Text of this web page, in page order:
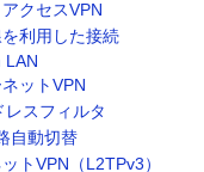
クセスVPN
利用した接続
LAN
ットVPN
レスフィルタ
自動切替
トVPN（L2TPv3）